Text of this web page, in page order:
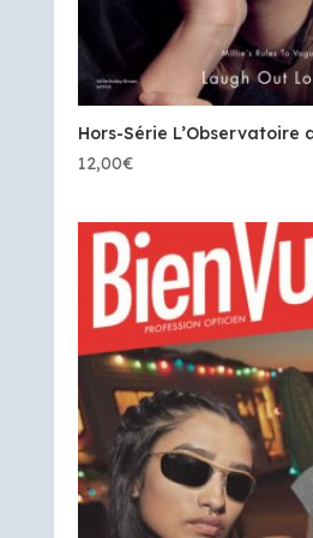
Hors-Série L’Observatoire
12,00€